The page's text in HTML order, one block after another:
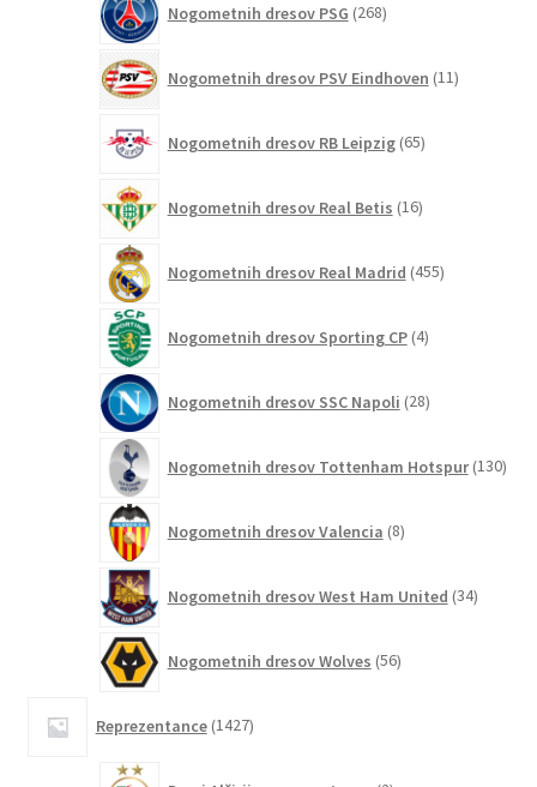
Nogometnih dresov PSG 268izdelkov
Nogometnih dresov PSV Eindhoven 11izdelkov
Nogometnih dresov RB Leipzig 65izdelkov
Nogometnih dresov Real Betis 16izdelkov
Nogometnih dresov Real Madrid 455izdelkov
Nogometnih dresov Sporting CP 4izdelki
Nogometnih dresov SSC Napoli 28izdelkov
Nogometnih dresov Tottenham Hotspur 130
Nogometnih dresov Valencia 8izdelkov
Nogometnih dresov West Ham United 34izdelkov
Nogometnih dresov Wolves 56izdelkov
Reprezentance 1427izdelkov